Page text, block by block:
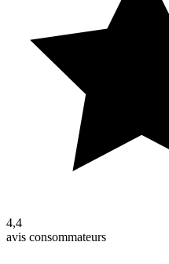
4,4
avis consommateurs